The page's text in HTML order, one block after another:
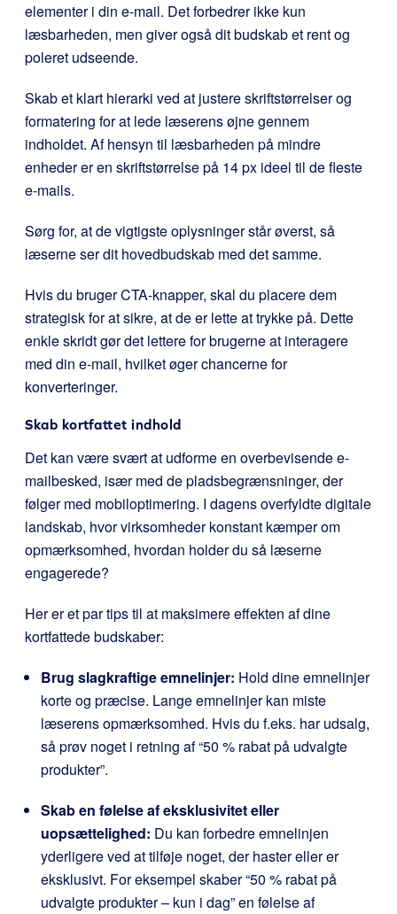
elementer i din e-mail. Det forbedrer ikke kun
læsbarheden, men giver også dit budskab et rent og
poleret udseende.
Skab et klart hierarki ved at justere skriftstørrelser og
formatering for at lede læserens øjne gennem
indholdet. Af hensyn til læsbarheden på mindre
enheder er en skriftstørrelse på 14 px ideel til de fleste
e-mails.
Sørg for, at de vigtigste oplysninger står øverst, så
læserne ser dit hovedbudskab med det samme.
Hvis du bruger CTA-knapper, skal du placere dem
strategisk for at sikre, at de er lette at trykke på. Dette
enkle skridt gør det lettere for brugerne at interagere
med din e-mail, hvilket øger chancerne for
konverteringer.
Skab kortfattet indhold
Det kan være svært at udforme en overbevisende e-
mailbesked, især med de pladsbegrænsninger, der
følger med mobiloptimering. I dagens overfyldte digitale
landskab, hvor virksomheder konstant kæmper om
opmærksomhed, hvordan holder du så læserne
engagerede?
Her er et par tips til at maksimere effekten af dine
kortfattede budskaber:
Brug slagkraftige emnelinjer: Hold dine emnelinjer
korte og præcise. Lange emnelinjer kan miste
læserens opmærksomhed. Hvis du f.eks. har udsalg,
så prøv noget i retning af “50 % rabat på udvalgte
produkter”.
Skab en følelse af eksklusivitet eller
uopsættelighed: Du kan forbedre emnelinjen
yderligere ved at tilføje noget, der haster eller er
eksklusivt. For eksempel skaber “50 % rabat på
udvalgte produkter – kun i dag” en følelse af